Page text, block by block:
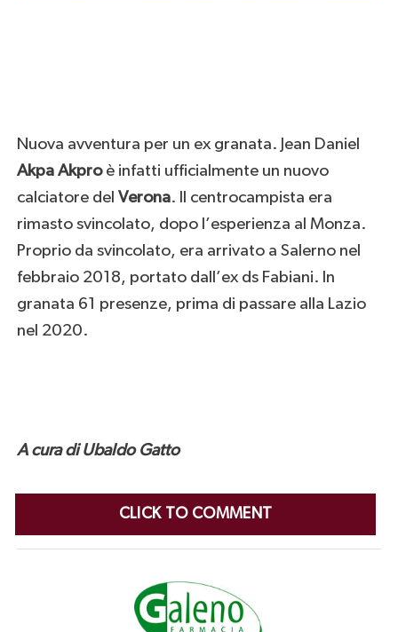
Nuova avventura per un ex granata. Jean Daniel
Akpa Akproè infatti ufficialmente un nuovo
calciatore del Verona. Il centrocampista era
rimasto svincolato, dopo l’esperienza al Monza.
Proprio da svincolato, era arrivato a Salerno nel
febbraio 2018, portato dall’ex ds Fabiani. In
granata 61 presenze, prima di passare alla Lazio
nel 2020.
A cura di Ubaldo Gatto
CLICK TO COMMENT